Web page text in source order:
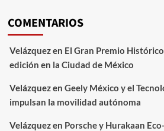
COMENTARIOS
Velázquezen El Gran Premio
edición en la Ciudad de México
Velázquezen Geely México y el
impulsan la movilidad autónoma
Velázquezen Porsche y Hurakaan